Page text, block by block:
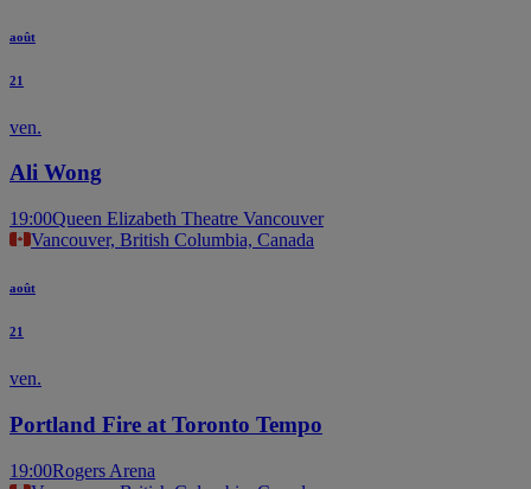
août
21
ven.
Ali Wong
19:00Queen Elizabeth Theatre Vancouver
Vancouver, British Columbia, Canada
août
21
ven.
Portland Fire at Toronto Tempo
19:00Rogers Arena